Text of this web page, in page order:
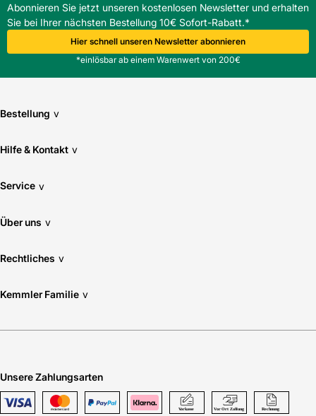
Abonnieren Sie jetzt unseren kostenlosen Newsletter und erhalten
Sie bei Ihrer nächsten Bestellung 10€ Sofort-Rabatt.*
Hier schnell unseren Newsletter abonnieren
*einlösbar ab einem Warenwert von 200€
Bestellung v
Hilfe & Kontakt v
Service v
Über uns v
Rechtliches v
Kemmler Familie v
Unsere Zahlungsarten